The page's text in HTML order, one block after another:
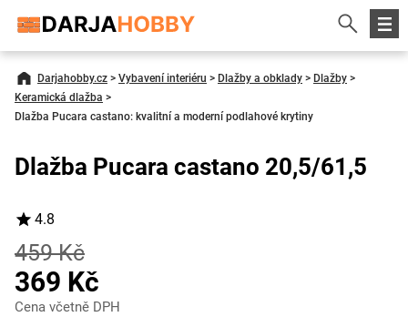
Darjahobby.cz > Vybavení interiéru > Dlažby a obklady > Dlažby >
Keramická dlažba >
Dlažba Pucara castano: kvalitní a moderní podlahové krytiny
Dlažba Pucara castano 20,5/61,5
4.8
459 Kč
369 Kč
Cena včetně DPH